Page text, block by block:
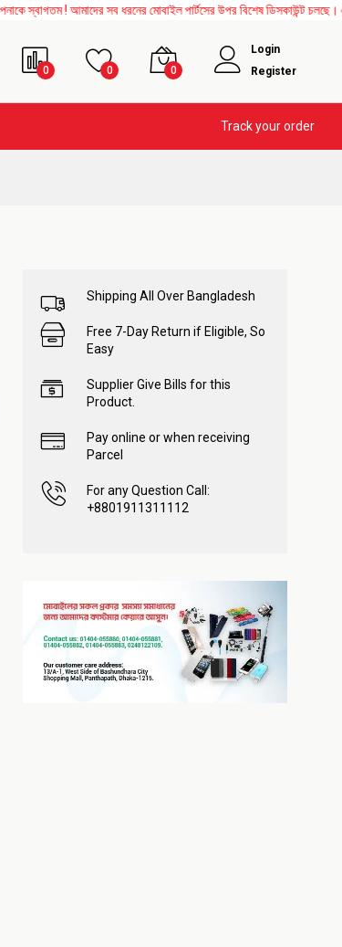
! আমাদের সব ধরনের মোবাইল পার্টসের উপর বিশেষ ডিসকাউন্ট চলছে।
0 0 0
Login
Register
Track your order
Shipping All Over Bangladesh
Free 7-Day Return if Eligible, So
Easy
Supplier Give Bills for this
Product.
Pay online or when receiving
Parcel
For any Question Call:
+8801911311112